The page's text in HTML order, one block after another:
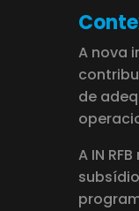
A nova
de
A IN